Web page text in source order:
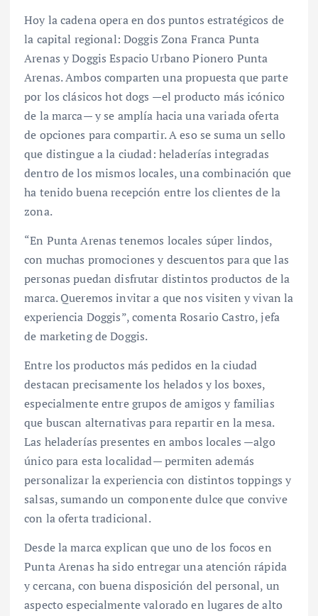
Hoy la cadena opera en dos puntos estratégicos de
la capital regional: Doggis Zona Franca Punta
Arenas y Doggis Espacio Urbano Pionero Punta
Arenas. Ambos comparten una propuesta que parte
por los clásicos hot dogs —el producto más icónico
de la marca— y se amplía hacia una variada oferta
de opciones para compartir. A eso se suma un sello
que distingue a la ciudad: heladerías integradas
dentro de los mismos locales, una combinación que
ha tenido buena recepción entre los clientes de la
zona.
“En Punta Arenas tenemos locales súper lindos,
con muchas promociones y descuentos para que las
personas puedan disfrutar distintos productos de la
marca. Queremos invitar a que nos visiten y vivan la
experiencia Doggis”, comenta Rosario Castro, jefa
de marketing de Doggis.
Entre los productos más pedidos en la ciudad
destacan precisamente los helados y los boxes,
especialmente entre grupos de amigos y familias
que buscan alternativas para repartir en la mesa.
Las heladerías presentes en ambos locales —algo
único para esta localidad— permiten además
personalizar la experiencia con distintos toppings y
salsas, sumando un componente dulce que convive
con la oferta tradicional.
Desde la marca explican que uno de los focos en
Punta Arenas ha sido entregar una atención rápida
y cercana, con buena disposición del personal, un
aspecto especialmente valorado en lugares de alto